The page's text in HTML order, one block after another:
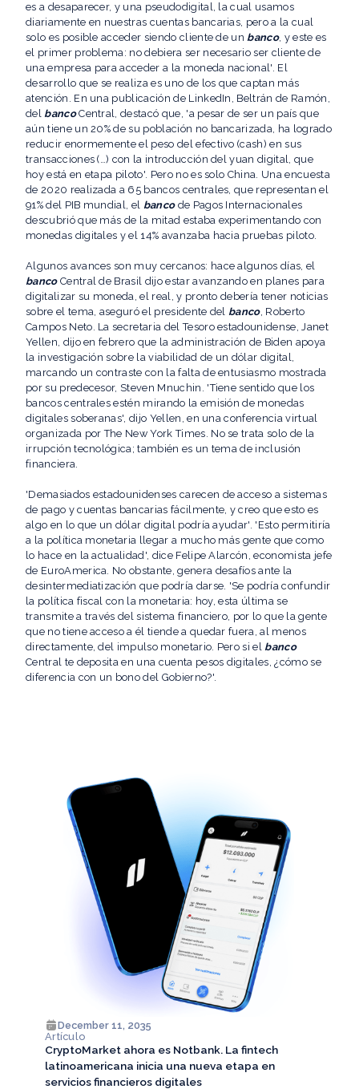
es a desaparecer, y una pseudodigital, la cual usamos
diariamente en nuestras cuentas bancarias, pero a la cual
solo es posible acceder siendo cliente de un banco, y este es
el primer problema: no debiera ser necesario ser cliente de
una empresa para acceder a la moneda nacional'. El
desarrollo que se realiza es uno de los que captan más
atención. En una publicación de LinkedIn, Beltrán de Ramón,
del bancoCentral, destacó que, 'a pesar de ser un país que
aún tiene un 20% de su población no bancarizada, ha logrado
reducir enormemente el peso del efectivo (cash) en sus
transacciones (…) con la introducción del yuan digital, que
hoy está en etapa piloto'. Pero no es solo China. Una encuesta
de 2020 realizada a 65 bancos centrales, que representan el
91% del PIB mundial, el bancode Pagos Internacionales
descubrió que más de la mitad estaba experimentando con
monedas digitales y el 14% avanzaba hacia pruebas piloto.
Algunos avances son muy cercanos: hace algunos días, el
bancoCentral de Brasil dijo estar avanzando en planes para
digitalizar su moneda, el real, y pronto debería tener noticias
sobre el tema, aseguró el presidente del banco, Roberto
Campos Neto. La secretaria del Tesoro estadounidense, Janet
Yellen, dijo en febrero que la administración de Biden apoya
la investigación sobre la viabilidad de un dólar digital,
marcando un contraste con la falta de entusiasmo mostrada
por su predecesor, Steven Mnuchin. 'Tiene sentido que los
bancos centrales estén mirando la emisión de monedas
digitales soberanas', dijo Yellen, en una conferencia virtual
organizada por The New York Times. No se trata solo de la
irrupción tecnológica; también es un tema de inclusión
financiera.
'Demasiados estadounidenses carecen de acceso a sistemas
de pago y cuentas bancarias fácilmente, y creo que esto es
algo en lo que un dólar digital podría ayudar'. 'Esto permitiría
a la política monetaria llegar a mucho más gente que como
lo hace en la actualidad', dice Felipe Alarcón, economista jefe
de EuroAmerica. No obstante, genera desafíos ante la
desintermediatización que podría darse. 'Se podría confundir
la política fiscal con la monetaria: hoy, esta última se
transmite a través del sistema financiero, por lo que la gente
que no tiene acceso a él tiende a quedar fuera, al menos
directamente, del impulso monetario. Pero si el banco
Central te deposita en una cuenta pesos digitales, ¿cómo se
diferencia con un bono del Gobierno?'.
December 11, 2035
Artículo
CryptoMarket ahora es Notbank. La fintech
latinoamericana inicia una nueva etapa en
servicios financieros digitales